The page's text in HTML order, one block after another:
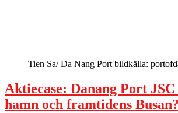
Tien Sa/ Da Nang Port bildkälla:
Aktiecase: Danang Port
hamn och framtidens Busan?